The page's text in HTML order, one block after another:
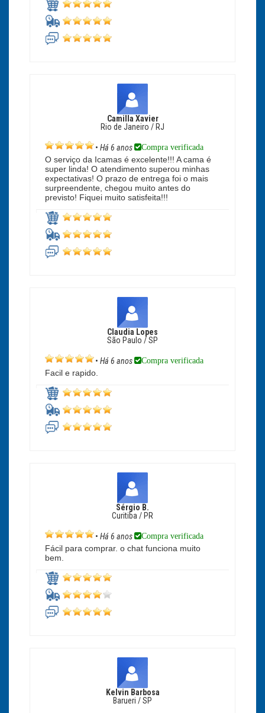
Camilla Xavier
Rio de Janeiro / RJ
• Há 6 anos Compra verificada
O serviço da Icamas é excelente!!! A cama é
super linda! O atendimento superou minhas
expectativas! O prazo de entrega foi o mais
surpreendente, chegou muito antes do
previsto! Fiquei muito satisfeita!!!
Claudia Lopes
São Paulo / SP
• Há 6 anos Compra verificada
Facil e rapido.
Sérgio B.
Curitiba / PR
• Há 6 anos Compra verificada
Fácil para comprar. o chat funciona muito
bem.
Kelvin Barbosa
Barueri / SP